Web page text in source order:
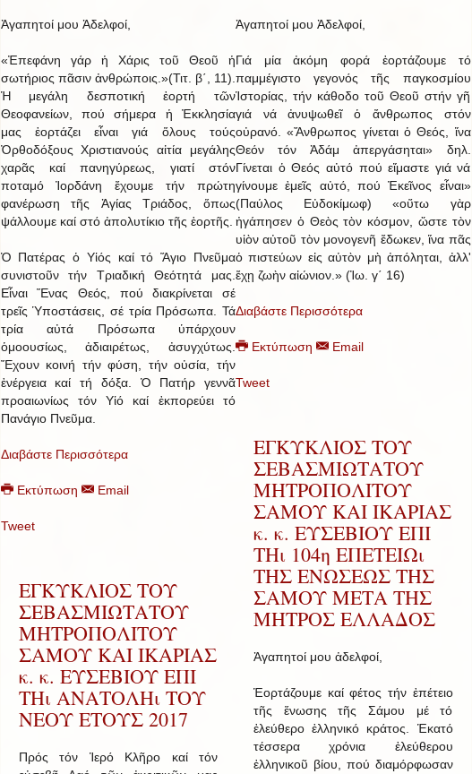
Ἀγαπητοί μου Ἀδελφοί,
«Ἐπεφάνη γάρ ἡ Χάρις τοῦ Θεοῦ ἡ
σωτήριος πᾶσιν ἀνθρώποις.»(Τιτ. β΄, 11).
Ἡ μεγάλη δεσποτική ἑορτή τῶν
Θεοφανείων, πού σήμερα ἡ Ἐκκλησία
μας ἑορτάζει εἶναι γιά ὅλους τούς
Ὀρθοδόξους Χριστιανούς αἰτία μεγάλης
χαρᾶς καί πανηγύρεως, γιατί στόν
ποταμό Ἰορδάνη ἔχουμε τήν πρώτη
φανέρωση τῆς Ἁγίας Τριάδος, ὅπως
ψάλλουμε καί στό ἀπολυτίκιο τῆς ἑορτῆς.
Ὁ Πατέρας ὁ Υἱός καί τό Ἅγιο Πνεῦμα
συνιστοῦν τήν Τριαδική Θεότητά μας.
Εἶναι Ἕνας Θεός, πού διακρίνεται σέ
τρεῖς Ὑποστάσεις, σέ τρία Πρόσωπα. Τά
τρία αὐτά Πρόσωπα ὑπάρχουν
ὁμοουσίως, ἀδιαιρέτως, ἀσυγχύτως.
Ἔχουν κοινή τήν φύση, τήν οὐσία, τήν
ἐνέργεια καί τή δόξα. Ὁ Πατήρ γεννᾶ
προαιωνίως τόν Υἱό καί ἐκπορεύει τό
Πανάγιο Πνεῦμα.
Διαβάστε Περισσότερα
Εκτύπωση Email
Tweet
ΕΓΚΥΚΛΙΟΣ ΤΟΥ
ΣΕΒΑΣΜΙΩΤΑΤΟΥ
ΜΗΤΡΟΠΟΛΙΤΟΥ
ΣΑΜΟΥ ΚΑΙ ΙΚΑΡΙΑΣ
κ. κ. ΕΥΣΕΒΙΟΥ ΕΠΙ
ΤΗι ΑΝΑΤΟΛΗι ΤΟΥ
ΝΕΟΥ ΕΤΟΥΣ 2017
Πρός τόν Ἱερό Κλῆρο καί τόν
Ἀγαπητοί μου Ἀδελφοί,
Γιά μία ἀκόμη φορά ἑορτάζουμε τό
παμμέγιστο γεγονός τῆς παγκοσμίου
Ἱστορίας, τήν κάθοδο τοῦ Θεοῦ στήν γῆ
γιά νά ἀνυψωθεῖ ὁ ἄνθρωπος στόν
οὐρανό. «Ἄνθρωπος γίνεται ὁ Θεός, ἵνα
Θεόν τόν Ἀδάμ ἀπεργάσηται» δηλ.
Γίνεται ὁ Θεός αὐτό πού εἴμαστε γιά νά
γίνουμε ἐμεῖς αὐτό, πού Ἐκεῖνος εἶναι»
(Παύλος Εὐδοκίμωφ) «οὕτω γὰρ
ἠγάπησεν ὁ Θεὸς τὸν κόσμον, ὥστε τὸν
υἱὸν αὐτοῦ τὸν μονογενῆ ἔδωκεν, ἵνα πᾶς
ὁ πιστεύων εἰς αὐτὸν μὴ ἀπόληται, ἀλλ'
ἔχῃ ζωὴν αἰώνιον.» (Ἰω. γ΄ 16)
Διαβάστε Περισσότερα
Εκτύπωση Email
Tweet
ΕΓΚΥΚΛΙΟΣ ΤΟΥ
ΣΕΒΑΣΜΙΩΤΑΤΟΥ
ΜΗΤΡΟΠΟΛΙΤΟΥ
ΣΑΜΟΥ ΚΑΙ ΙΚΑΡΙΑΣ
κ. κ. ΕΥΣΕΒΙΟΥ ΕΠΙ
ΤΗι 104η ΕΠΕΤΕΙΩι
ΤΗΣ ΕΝΩΣΕΩΣ ΤΗΣ
ΣΑΜΟΥ ΜΕΤΑ ΤΗΣ
ΜΗΤΡΟΣ ΕΛΛΑΔΟΣ
Ἀγαπητοί μου ἀδελφοί,
Ἑορτάζουμε καί φέτος τήν ἐπέτειο
τῆς ἕνωσης τῆς Σάμου μέ τό
ἐλεύθερο ἑλληνικό κράτος. Ἑκατό
τέσσερα χρόνια ἐλεύθερου
ἑλληνικοῦ βίου, πού διαμόρφωσαν